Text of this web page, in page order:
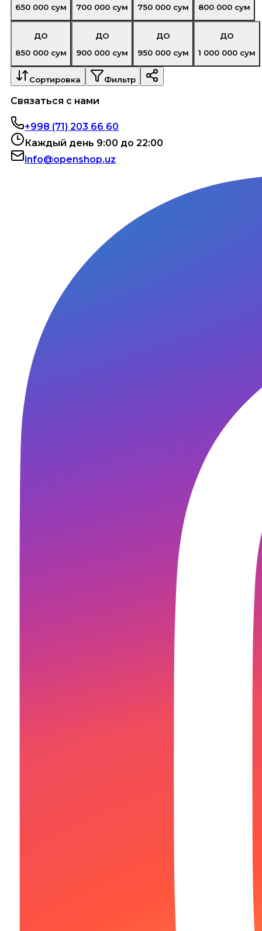
650 000 сум
700 000 сум
750 000 сум
800 000 сум
ДО
850 000 сум
ДО
900 000 сум
ДО
950 000 сум
ДО
1 000 000 сум
Сортировка Фильтр
Связаться с нами
+998 (71) 203 66 60
Каждый день 9:00 до 22:00
info@openshop.uz